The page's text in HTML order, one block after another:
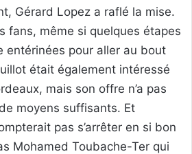
Gérard Lopez a raflé la mise.
fans, même si quelques étapes
entérinées pour aller au bout
était également intéressé
mais son offre n’a pas
moyens suffisants. Et
pas s’arrêter en si bon
Mohamed Toubache-Ter qui